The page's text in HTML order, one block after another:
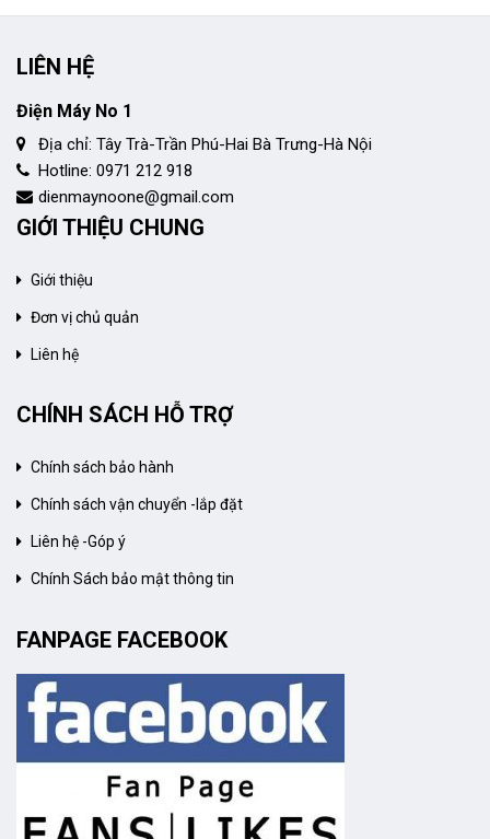
LIÊN HỆ
Điện Máy No 1
Địa chỉ: Tây Trà-Trần Phú-Hai Bà Trưng-Hà Nội
Hotline: 0971 212 918
dienmaynoone@gmail.com
GIỚI THIỆU CHUNG
Giới thiệu
Đơn vị chủ quản
Liên hệ
CHÍNH SÁCH HỖ TRỢ
Chính sách bảo hành
Chính sách vận chuyển -lắp đặt
Liên hệ -Góp ý
Chính Sách bảo mật thông tin
FANPAGE FACEBOOK